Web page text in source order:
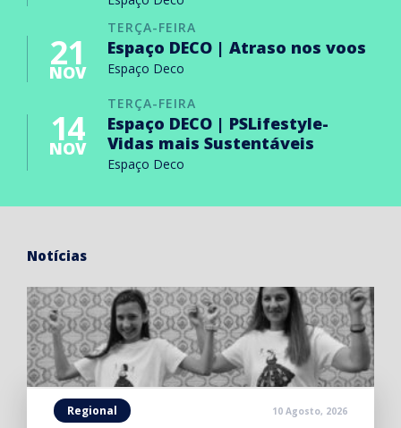
TERÇA-FEIRA
21
NOV
Espaço DECO | Atraso nos voos
Espaço Deco
TERÇA-FEIRA
14
NOV
Espaço DECO | PSLifestyle-
Vidas mais Sustentáveis
Espaço Deco
Notícias
Regional 10 Agosto, 2026